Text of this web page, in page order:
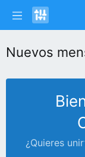
Nuevos
¿Quieres